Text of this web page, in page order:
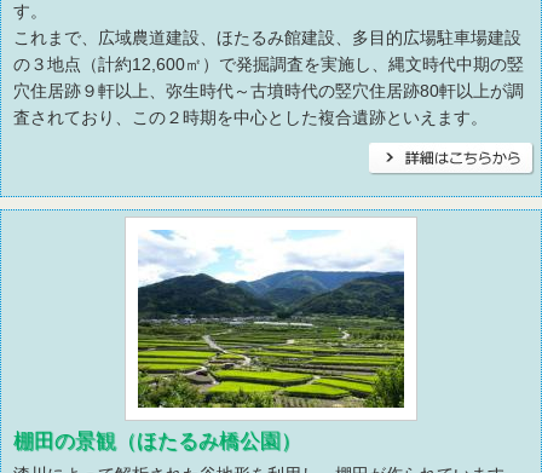
す。
これまで、広域農道建設、ほたるみ館建設、多目的広場駐車場建設
の３地点（計約12,600㎡）で発掘調査を実施し、縄文時代中期の竪
穴住居跡９軒以上、弥生時代～古墳時代の竪穴住居跡80軒以上が調
査されており、この２時期を中心とした複合遺跡といえます。
棚田の景観（ほたるみ橋公園）